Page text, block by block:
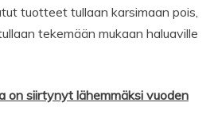
tuotteet tullaan karsimaan pois,
tekemään mukaan haluaville
on siirtynyt lähemmäksi vuoden